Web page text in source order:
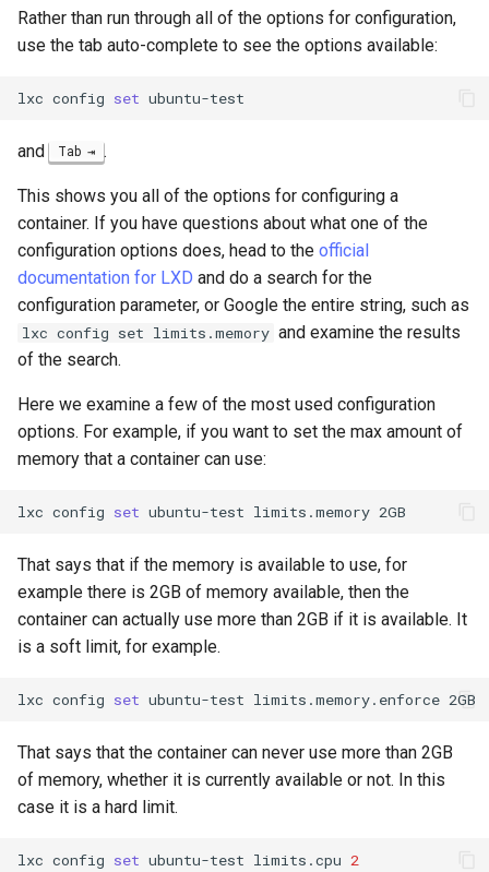
Troubleshooting
Rather than run through all of the options for configuration,
use the tab auto-complete to see the options available:
lxc config set
and Tab .
This shows you all of the options for configuring a
container. If you have questions about what one of the
configuration options does, head to the official
documentation for LXD and do a search for the
configuration parameter, or Google the entire string, such as
lxc config set limits.memory and examine the results
of the search.
Here we examine a few of the most used configuration
options. For example, if you want to set the max amount of
memory that a container can use:
lxc config set ubuntu-test limits.memory
That says that if the memory is available to use, for
example there is 2GB of memory available, then the
container can actually use more than 2GB if it is available. It
is a soft limit, for example.
lxc config set ubuntu-test limits.memory.enforce
That says that the container can never use more than 2GB
of memory, whether it is currently available or not. In this
case it is a hard limit.
lxc config set ubuntu-test limits.cpu 2